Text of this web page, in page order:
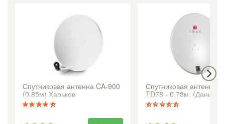
Спутниковая антенна CA-900
(0,85м) Харьков
Спутниковая антенна
TD78 - 0,78м. (Дания)